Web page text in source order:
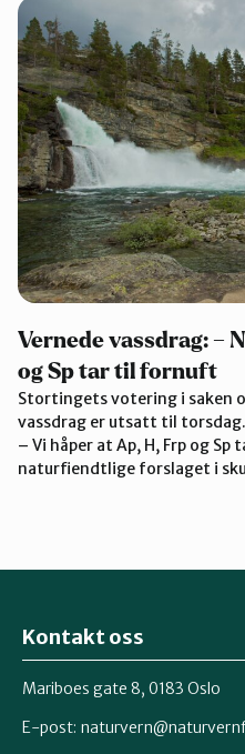
Vernede vassdrag: –
og Sp tar til fornuft
Stortingets votering i saken
vassdrag er utsatt til torsdag.
– Vi håper at Ap, H, Frp og
naturfiendtlige forslaget i
Kontakt oss
Mariboes gate 8, 0183 Oslo
E-post: